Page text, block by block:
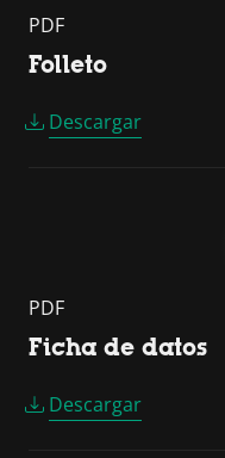
PDF
Folleto
Descargar
PDF
Ficha de datos
Descargar